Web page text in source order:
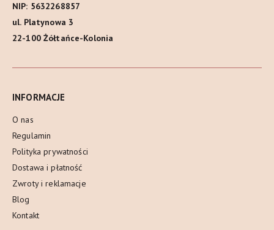
NIP: 5632268857
ul. Platynowa 3
22-100 Żółtańce-Kolonia
INFORMACJE
O nas
Regulamin
Polityka prywatności
Dostawa i płatność
Zwroty i reklamacje
Blog
Kontakt